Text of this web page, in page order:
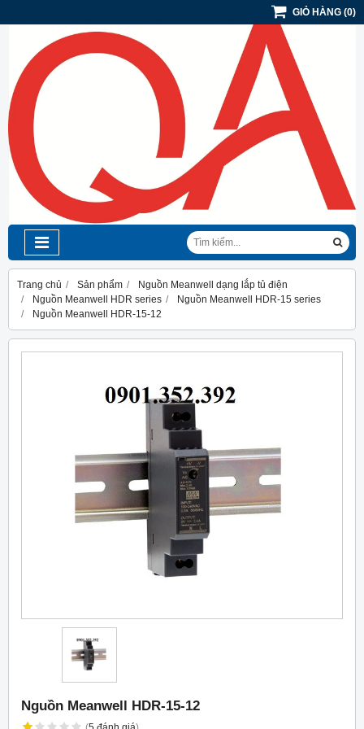
GIỎ HÀNG (0)
Trang chủ Sản phẩm
Nguồn Meanwell dạng lắp tủ điện
Nguồn Meanwell HDR series
Nguồn Meanwell HDR-15 series
Nguồn Meanwell HDR-15-12
Nguồn Meanwell HDR-15-12